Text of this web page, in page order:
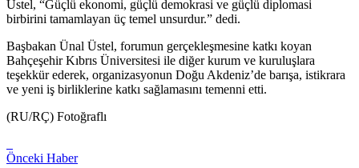
Üstel, “Güçlü ekonomi, güçlü demokrasi ve güçlü diplomasi
birbirini tamamlayan üç temel unsurdur.” dedi.
Başbakan Ünal Üstel, forumun gerçekleşmesine katkı koyan
Bahçeşehir Kıbrıs Üniversitesi ile diğer kurum ve kuruluşlara
teşekkür ederek, organizasyonun Doğu Akdeniz’de barışa, istikrara
ve yeni iş birliklerine katkı sağlamasını temenni etti.
(RU/RÇ) Fotoğraflı
Önceki Haber